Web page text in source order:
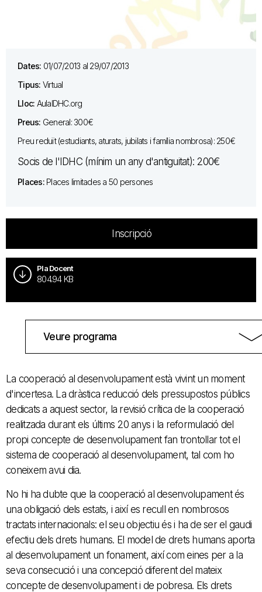
Dates: 01/07/2013 al 29/07/2013
Tipus: Virtual
Lloc: AulaIDHC.org
Preus: General: 300€
Preu reduït (estudiants, aturats, jubilats i família nombrosa): 250€
Socis de l'IDHC (mínim un any d'antiguitat): 200€
Places: Places limitades a 50 persones
Inscripció
Pla Docent
804.94 KB
Veure programa
La cooperació al desenvolupament està vivint un moment
d'incertesa. La dràstica reducció dels pressupostos públics
dedicats a aquest sector, la revisió crítica de la cooperació
realitzada durant els últims 20 anys i la reformulació del
propi concepte de desenvolupament fan trontollar tot el
sistema de cooperació al desenvolupament, tal com ho
coneixem avui dia.
No hi ha dubte que la cooperació al desenvolupament és
una obligació dels estats, i així es recull en nombrosos
tractats internacionals: el seu objectiu és i ha de ser el gaudi
efectiu dels drets humans. El model de drets humans aporta
al desenvolupament un fonament, així com eines per a la
seva consecució i una concepció diferent del mateix
concepte de desenvolupament i de pobresa. Els drets